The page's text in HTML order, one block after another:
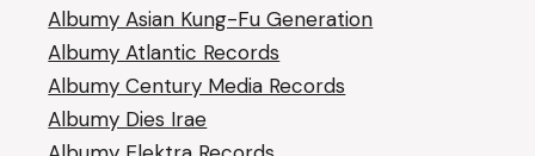
Albumy Asian Kung-Fu Generation
Albumy Atlantic Records
Albumy Century Media Records
Albumy Dies Irae